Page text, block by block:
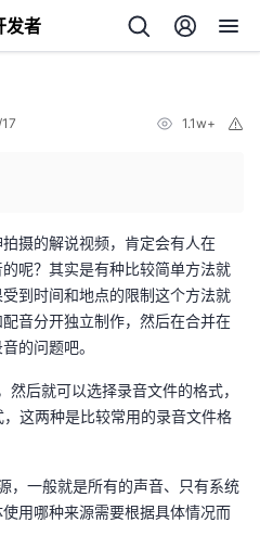
发者
1.1w+
摄的解说视频，肯定会有人在
呢？其实是有种比较简单方法就
到时间和地点的限制这个方法就
音分开独立制作，然后在合并在
的问题吧。
然后就可以选择录音文件的格式，
这两种是比较常用的录音文件格
，一般就是所有的声音、只有系统
用哪种来源需要根据具体情况而